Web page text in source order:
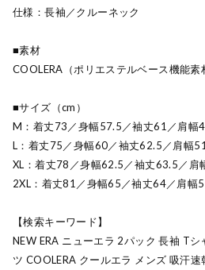
仕様：長袖／クルーネック
■素材
COOLERA（ポリエステルベース機能素
■サイズ（cm）
M：着丈73／身幅57.5／袖丈61／肩幅
L：着丈75／身幅60／袖丈62.5／肩幅51
XL：着丈78／身幅62.5／袖丈63.5／肩
2XL：着丈81／身幅65／袖丈64／肩幅
【検索キーワード】
NEW ERA ニューエラ 2パック 長袖 T
ツ COOLERA クールエラ メンズ 吸汗